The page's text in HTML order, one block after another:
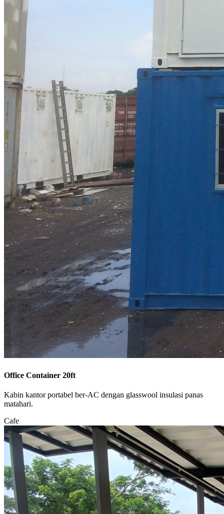
Office Container 20ft
Kabin kantor portabel ber-AC dengan glasswool insulasi panas
matahari.
Cafe